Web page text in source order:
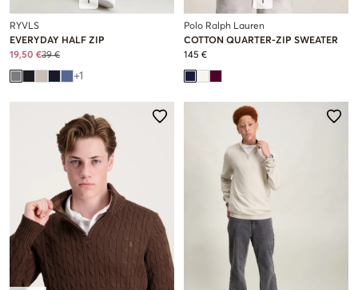
RYVLS
EVERYDAY HALF ZIP
19,50 €39 €
+1
Polo Ralph Lauren
COTTON QUARTER-ZIP SWEATER
145 €